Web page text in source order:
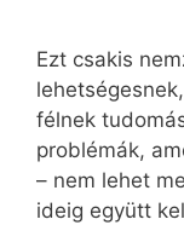
Ezt csakis
félnek
problémák,
– nem lehet
ideig együtt